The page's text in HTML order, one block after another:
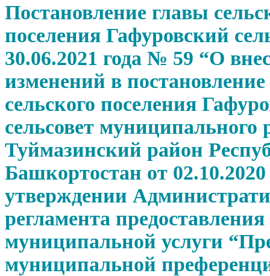
Постановление главы
поселения Гафуровский
30.06.2021 года № 59 “О
изменений в
сельского поселения
сельсовет муниципального
Туймазинский район
Башкортостан от
утверждении
регламента предоставления
муниципальной услуги
муниципальной